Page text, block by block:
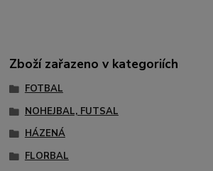
Zboží zařazeno v kategoriích
FOTBAL
NOHEJBAL, FUTSAL
HÁZENÁ
FLORBAL